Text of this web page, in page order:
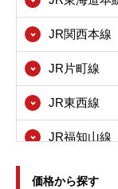
茨木市
八尾市
寝屋川市
箕面市
東大阪市
尼崎市
JR関西本線
JR片町線
JR東西線
JR福知山線
価格から探す